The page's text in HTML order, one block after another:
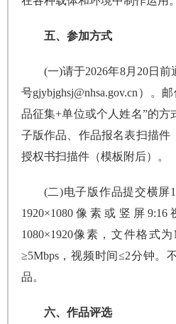
五、参加方式
(一)请于2026年8月20日
号gjybjghsj@nhsa.gov.cn）。
品征集+单位或个人姓名”的
子版作品、作品报名表扫描件
授权书扫描件（模板附后）。
(二)电子版作品提交横屏
1920×1080像素或竖屏
1080×1920像素，文件格式
≥5Mbps，视频时间≤2分钟。
品。
六、作品评选